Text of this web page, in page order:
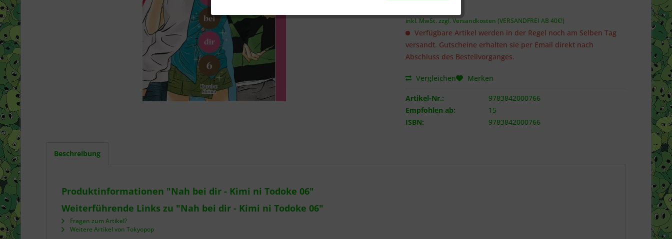
inkl. MwSt.zzgl. Versandkosten (VERSANDFREI AB 40€!)
Verfügbare Artikel werden in der Regel noch am Selben Tag
versandt. Gutscheine erhalten sie per Email direkt nach
Abschluss des Bestellvorganges.
Vergleichen Merken
Artikel-Nr.:
9783842000766
Empfohlen ab:
15
ISBN:
9783842000766
Beschreibung
Produktinformationen "Nah bei dir - Kimi ni Todoke 06"
Weiterführende Links zu "Nah bei dir - Kimi ni Todoke 06"
Fragen zum Artikel?
Weitere Artikel von Tokyopop